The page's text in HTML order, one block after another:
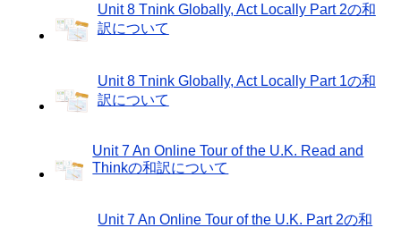
Unit 8 Tnink Globally, Act Locally Part 2の和
訳について
Unit 8 Tnink Globally, Act Locally Part 1の和
訳について
Unit 7 An Online Tour of the U.K. Read and
Thinkの和訳について
Unit 7 An Online Tour of the U.K. Part 2の和